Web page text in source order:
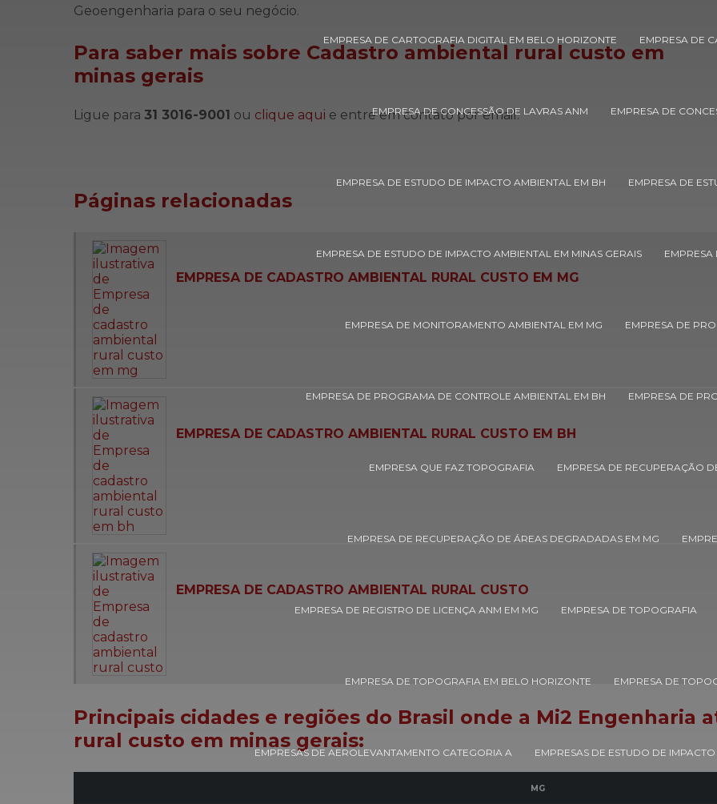
EMPRESA DE CARTOGRAFIA DIGITAL EM BELO HORIZONTE EMPRESA DE
EMPRESA DE CONCESSÃO DE LAVRAS ANM EMPRESA DE
EMPRESA DE ESTUDO DE IMPACTO AMBIENTAL EM BH EMPRESA DE
EMPRESA DE ESTUDO DE IMPACTO AMBIENTAL EM MINAS GERAIS EMPRESA
EMPRESA DE MONITORAMENTO AMBIENTAL EM MG EMPRESA DE
EMPRESA DE PROGRAMA DE CONTROLE AMBIENTAL EM BH EMPRESA DE
EMPRESA QUE FAZ TOPOGRAFIA EMPRESA DE RECUPERAÇÃO
EMPRESA DE RECUPERAÇÃO DE ÁREAS DEGRADADAS EM MG
EMPRESA DE REGISTRO DE LICENÇA ANM EM MG EMPRESA DE TOPOGRAFIA
EMPRESA DE TOPOGRAFIA EM BELO HORIZONTE EMPRESA DE
EMPRESAS DE AEROLEVANTAMENTO CATEGORIA A EMPRESAS DE ESTUDO DE
Geoengenharia para o seu negócio.
Para saber mais sobre Cadastro ambiental rural custo em
minas gerais
Ligue para 31 3016-9001 ou clique aqui e entre em contato por email.
Páginas relacionadas
EMPRESA DE CADASTRO AMBIENTAL RURAL CUSTO EM MG
EMPRESA DE CADASTRO AMBIENTAL RURAL CUSTO EM BH
EMPRESA DE CADASTRO AMBIENTAL RURAL CUSTO
Principais cidades e regiões do Brasil onde a Mi2 Engenharia
rural custo em minas gerais:
MG